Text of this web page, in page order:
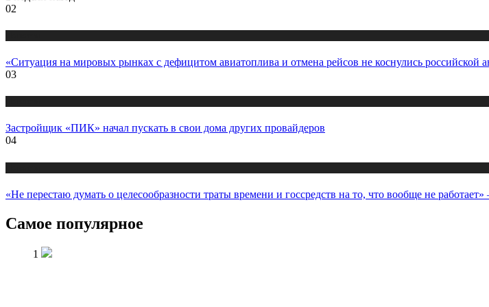
02
«Ситуация на мировых рынках с дефицитом авиатоплива и отмена рейсов не коснулись российской
03
Застройщик «ПИК» начал пускать в свои дома других провайдеров
04
«Не перестаю думать о целесообразности траты времени и госсредств на то, что вообще не
Самое популярное
1